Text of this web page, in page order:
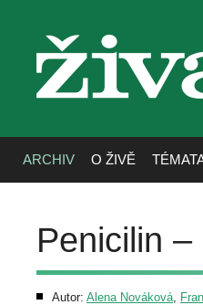
živa
ARCHIV O ŽIVĚ
Penicilin
Autor: Alena Nováková,